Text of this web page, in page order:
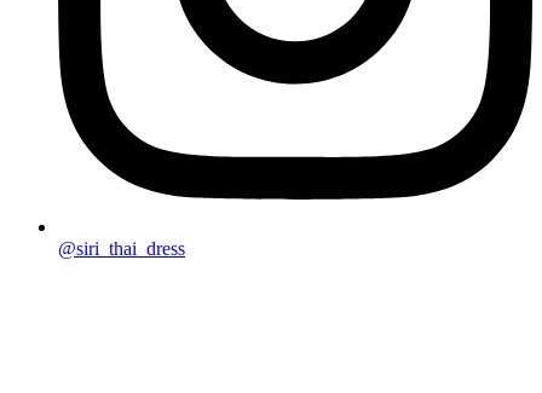
@siri_thai_dress